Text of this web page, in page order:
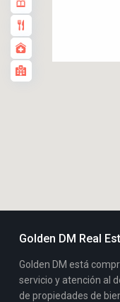
Golden DM Real
Golden DM está
servicio y atención al
de propiedades de